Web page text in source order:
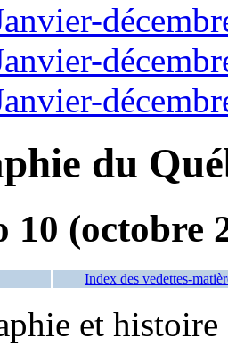
du
10 (octobre
Index des vedettes-
et histoire